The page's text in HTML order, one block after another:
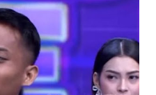
kelola perusahaan yang
pemegang saham
ini. RUPST menjadi
keputusan yang
dan pertumbuhan